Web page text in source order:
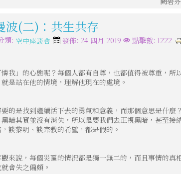
波(二)：共生共存
類: 空中座談會 發佈: 24 四月 2019 點擊數: 1222
我」的心態呢？每個人都有自尊，也都值得被尊重，所
是站在他的情境，理解他現在的處境。
的是找到繼續活下去的勇氣和意義，而那個意思是什麼
暗其實並沒有消失，所以是要我們去正視黑暗，甚至接
談黎明、談宗教的希望，都是假的。
來說，每個災區的情況都是獨一無二的，而且事情的真
會失之偏頗。